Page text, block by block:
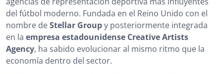
del fútbol moderno. Fundada en el Reino Unido con el
nombre deStellar Groupy posteriormente integrada
en la empresa estadounidense Creative Artists
Agency, ha sabido evolucionar al mismo ritmo que la
economía dentro del sector.